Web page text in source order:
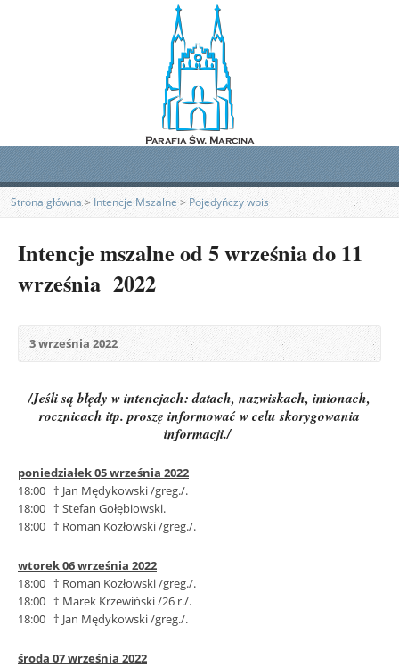
Strona główna> Intencje Mszalne> Pojedyńczy wpis
Intencje mszalne od 5 września do 11
września 2022
3 września 2022
/Jeśli są błędy w intencjach: datach, nazwiskach, imionach,
rocznicach itp. proszę informować w celu skorygowania
informacji./
poniedziałek 05 września 2022
18:00 † Jan Mędykowski /greg./.
18:00 † Stefan Gołębiowski.
18:00 † Roman Kozłowski /greg./.
wtorek 06 września 2022
18:00 † Roman Kozłowski /greg./.
18:00 † Marek Krzewiński /26 r./.
18:00 † Jan Mędykowski /greg./.
środa 07 września 2022